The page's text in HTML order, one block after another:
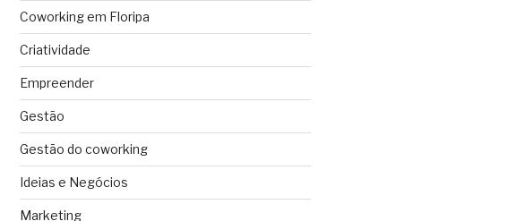
Coworking em Floripa
Criatividade
Empreender
Gestão
Gestão do coworking
Ideias e Negócios
Marketing